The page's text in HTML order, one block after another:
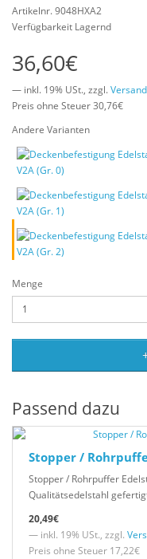
Artikelnr. 9048HXA2
Verfügbarkeit Lagernd
36,60€
— inkl. 19% USt., zzgl.Versand
Preis ohne Steuer 30,76€
Andere Varianten
V2A (Gr. 0)
V2A (Gr. 1)
V2A (Gr. 2)
Menge
Passend dazu
Stopper /
Stopper / Rohrpuffer
Qualitätsedelstahl
20,49€
— inkl. 19% USt., zzgl.
Preis ohne Steuer 17,22€